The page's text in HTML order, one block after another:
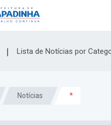
| Lista de Notícias por
Notícias *